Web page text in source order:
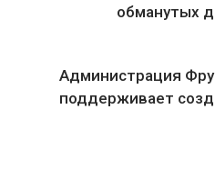
обманутых
Администрация
поддерживает